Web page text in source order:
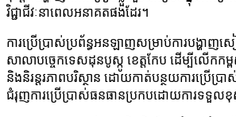
វិជ្ជាជីវៈនាពេលអនាគតផងដែរ។
ការប្រើប្រាស់ប្រព័ន្ធអនឡាញសម្រាប់ការបង្ហាញ
សាលាបច្ចេកទេសដុនបូស្កូ ខេត្តកែប ដើម្បីលើកក
និងនិរន្តរភាពបរិស្ថាន ដោយកាត់បន្ថយការប្រើប្រ
ជំរុញការប្រើប្រាស់ធនធានប្រកបដោយការទទួលខុ